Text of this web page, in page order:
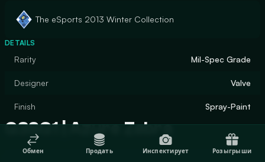
The eSports 2013 Winter Collection
DETAILS
Rarity Mil-Spec Grade
Designer Valve
Finish Spray-Paint
G3SG1 | Azure Zebra
Обмен Продать Инспектирует Розыгрыши